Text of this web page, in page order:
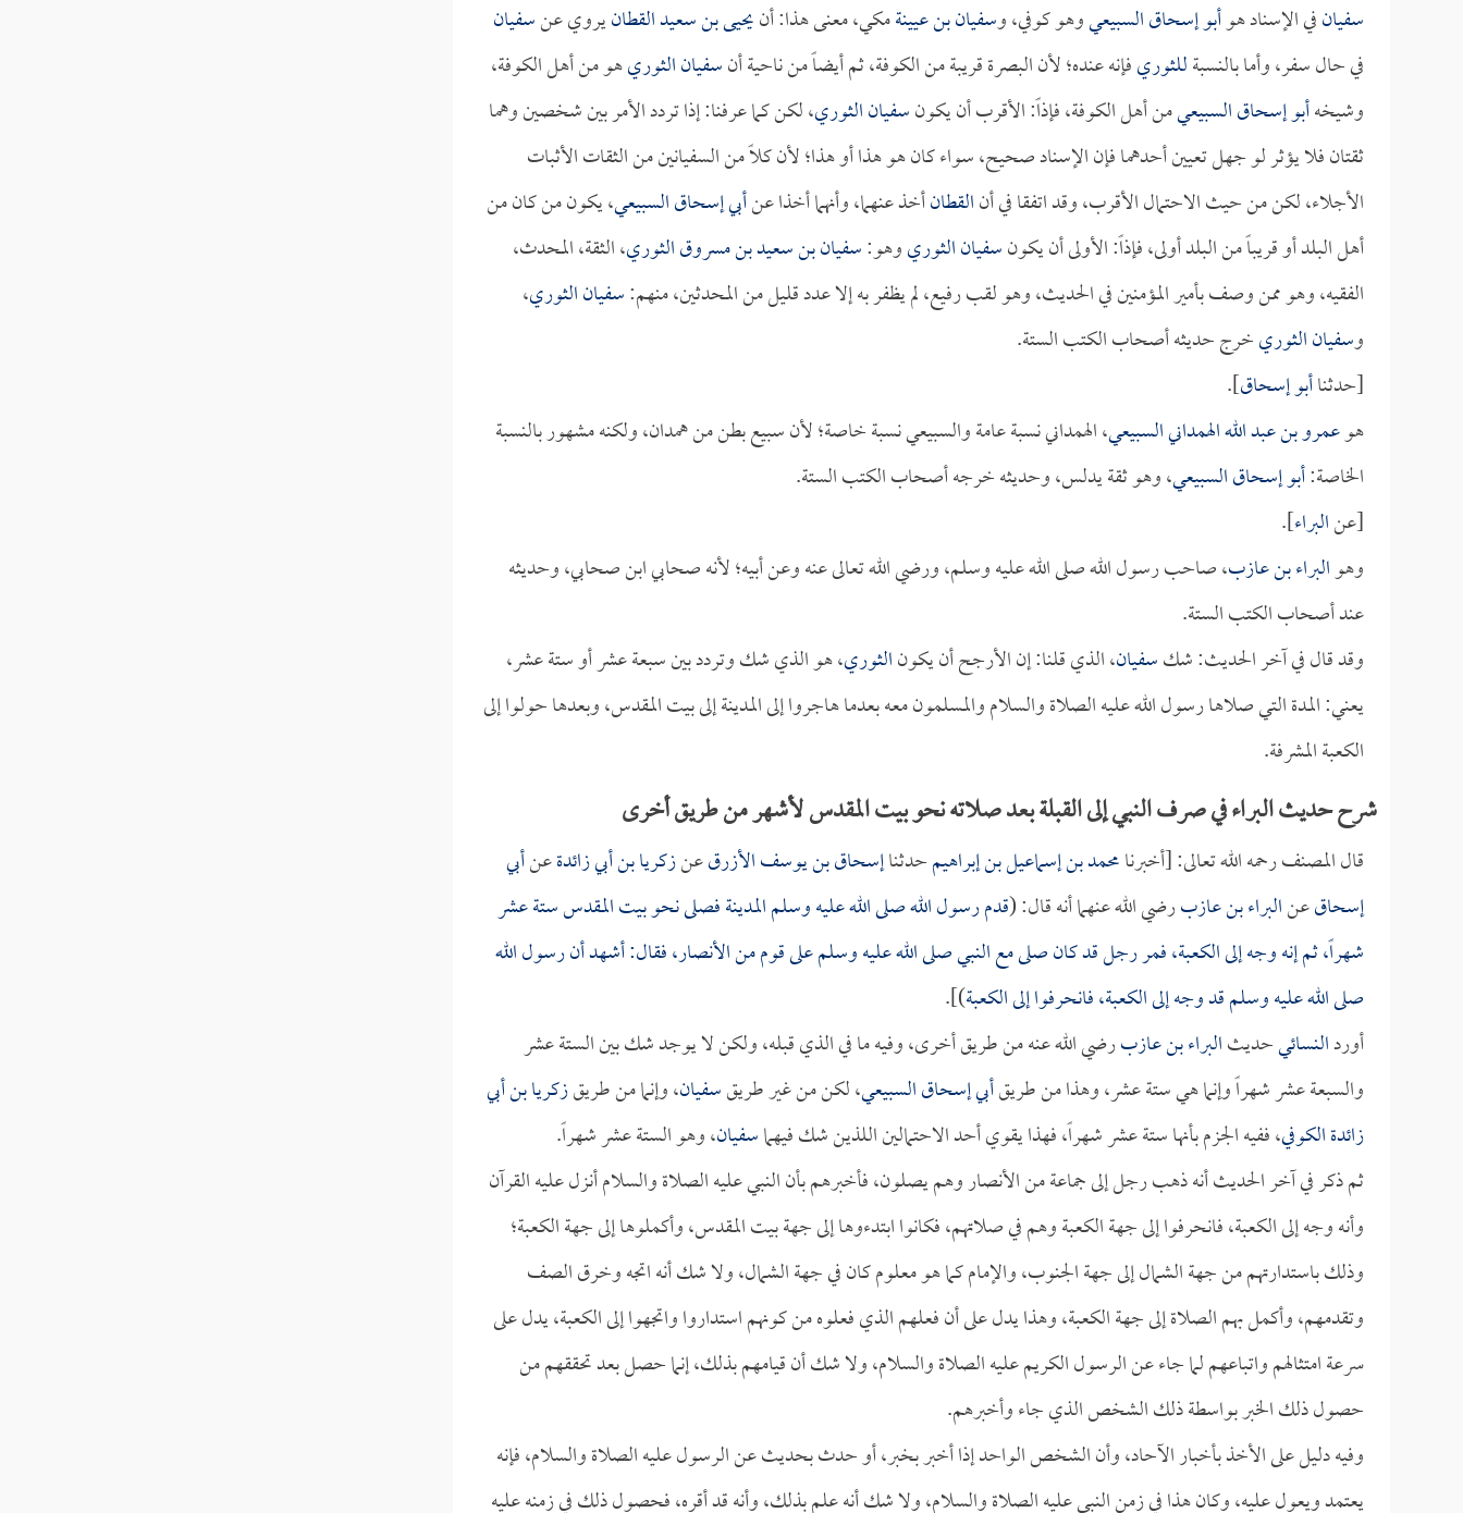
سفيانفي الإسناد هوأبو إسحاق السبيعيوهو كوفي، وسفيان بن عيينةمكي، معنى هذا: أنيحيى بن سعيد القطانيروي عنسفيان
في حال سفر، وأما بالنسبةللثوريفإنه عنده؛ لأن البصرة قريبة من الكوفة، ثم أيضاً من ناحية أنسفيان الثوريهو من أهل الكوفة،
وشيخهأبو إسحاق السبيعيمن أهل الكوفة، فإذاً: الأقرب أن يكونسفيان الثوري، لكن كما عرفنا: إذا تردد الأمر بين شخصين وهما
ثقتان فلا يؤثر لو جهل تعيين أحدهما فإن الإسناد صحيح، سواء كان هو هذا أو هذا؛ لأن كلاً من السفيانين من الثقات الأثبات
الأجلاء، لكن من حيث الاحتمال الأقرب، وقد اتفقا في أنالقطانأخذ عنهما، وأنهما أخذا عنأبي إسحاق السبيعي، يكون من كان من
أهل البلد أو قريباً من البلد أولى، فإذاً: الأولى أن يكونسفيان الثوريوهو:سفيان بن سعيد بن مسروق الثوري، الثقة، المحدث،
الفقيه، وهو ممن وصف بأمير المؤمنين في الحديث، وهو لقب رفيع، لم يظفر به إلا عدد قليل من المحدثين، منهم:سفيان الثوري،
وسفيان الثوريخرج حديثه أصحاب الكتب الستة.
[حدثناأبو إسحاق].
هوعمرو بن عبد الله الهمداني السبيعي، الهمداني نسبة عامة والسبيعي نسبة خاصة؛ لأن سبيع بطن من همدان، ولكنه مشهور بالنسبة
الخاصة:أبو إسحاق السبيعي، وهو ثقة يدلس، وحديثه خرجه أصحاب الكتب الستة.
[عنالبراء].
وهوالبراء بن عازب، صاحب رسول الله صلى الله عليه وسلم، ورضي الله تعالى عنه وعن أبيه؛ لأنه صحابي ابن صحابي، وحديثه
عند أصحاب الكتب الستة.
وقد قال في آخر الحديث: شكسفيان، الذي قلنا: إن الأرجح أن يكونالثوري، هو الذي شك وتردد بين سبعة عشر أو ستة عشر،
يعني: المدة التي صلاها رسول الله عليه الصلاة والسلام والمسلمون معه بعدما هاجروا إلى المدينة إلى بيت المقدس، وبعدها حولوا إلى
الكعبة المشرفة.
شرح حديث البراء في صرف النبي إلى القبلة بعد صلاته نحو بيت المقدس لأشهر من طريق أخرى
قال المصنف رحمه الله تعالى: [أخبرنامحمد بن إسماعيل بن إبراهيمحدثناإسحاق بن يوسف الأزرقعنزكريا بن أبي زائدةعنأبي
إسحاقعنالبراء بن عازبرضي الله عنهما أنه قال: (قدم رسول الله صلى الله عليه وسلم المدينة فصلى نحو بيت المقدس ستة عشر
شهراً، ثم إنه وجه إلى الكعبة، فمر رجل قد كان صلى مع النبي صلى الله عليه وسلم على قوم من الأنصار، فقال: أشهد أن رسول الله
صلى الله عليه وسلم قد وجه إلى الكعبة، فانحرفوا إلى الكعبة)].
أوردالنسائيحديثالبراء بن عازبرضي الله عنه من طريق أخرى، وفيه ما في الذي قبله، ولكن لا يوجد شك بين الستة عشر
والسبعة عشر شهراً وإنما هي ستة عشر، وهذا من طريقأبي إسحاق السبيعي، لكن من غير طريقسفيان، وإنما من طريقزكريا بن أبي
زائدة الكوفي، ففيه الجزم بأنها ستة عشر شهراً، فهذا يقوي أحد الاحتمالين اللذين شك فيهماسفيان، وهو الستة عشر شهراً.
ثم ذكر في آخر الحديث أنه ذهب رجل إلى جماعة من الأنصار وهم يصلون، فأخبرهم بأن النبي عليه الصلاة والسلام أنزل عليه القرآن
وأنه وجه إلى الكعبة، فانحرفوا إلى جهة الكعبة وهم في صلاتهم، فكانوا ابتدءوها إلى جهة بيت المقدس، وأكملوها إلى جهة الكعبة؛
وذلك باستدارتهم من جهة الشمال إلى جهة الجنوب، والإمام كما هو معلوم كان في جهة الشمال، ولا شك أنه اتجه وخرق الصف
وتقدمهم، وأكمل بهم الصلاة إلى جهة الكعبة، وهذا يدل على أن فعلهم الذي فعلوه من كونهم استداروا واتجهوا إلى الكعبة، يدل على
سرعة امتثالهم واتباعهم لما جاء عن الرسول الكريم عليه الصلاة والسلام، ولا شك أن قيامهم بذلك، إنما حصل بعد تحققهم من
حصول ذلك الخبر بواسطة ذلك الشخص الذي جاء وأخبرهم.
وفيه دليل على الأخذ بأخبار الآحاد، وأن الشخص الواحد إذا أخبر بخبر، أو حدث بحديث عن الرسول عليه الصلاة والسلام، فإنه
يعتمد ويعول عليه، وكان هذا في زمن النبي عليه الصلاة والسلام، ولا شك أنه علم بذلك، وأنه قد أقره، فحصول ذلك في زمنه عليه